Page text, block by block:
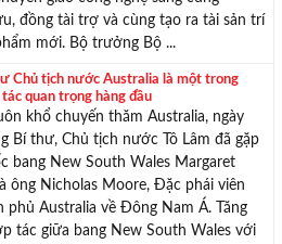
đồng tài trợ và cùng tạo ra tài sản trí
mới. Bộ trưởng Bộ ...
Chủ tịch nước Australia là một trong
quan trọng hàng đầu
khổ chuyến thăm Australia, ngày
Bí thư, Chủ tịch nước Tô Lâm đã gặp
bang New South Wales Margaret
ông Nicholas Moore, Đặc phái viên
phủ Australia về Đông Nam Á. Tăng
tác giữa bang New South Wales với